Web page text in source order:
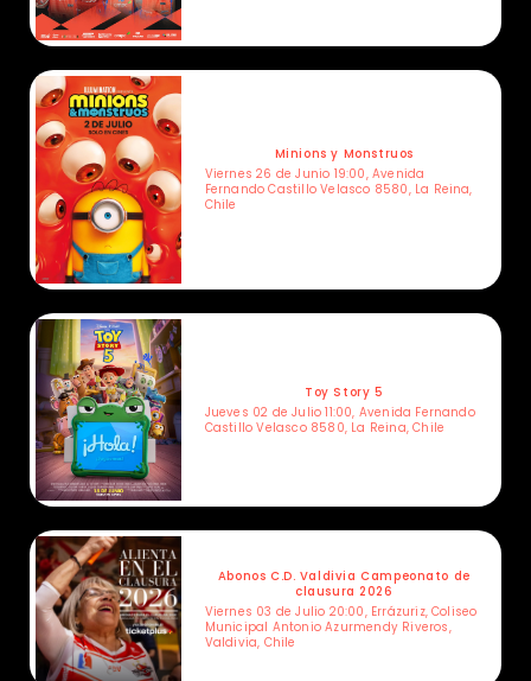
Minions y Monstruos
Viernes 26 de Junio 19:00, Avenida
Fernando Castillo Velasco 8580, La Reina,
Chile
Toy Story 5
Jueves 02 de Julio 11:00, Avenida Fernando
Castillo Velasco 8580, La Reina, Chile
Abonos C.D. Valdivia Campeonato de
clausura 2026
Viernes 03 de Julio 20:00, Errázuriz, Coliseo
Municipal Antonio Azurmendy Riveros,
Valdivia, Chile